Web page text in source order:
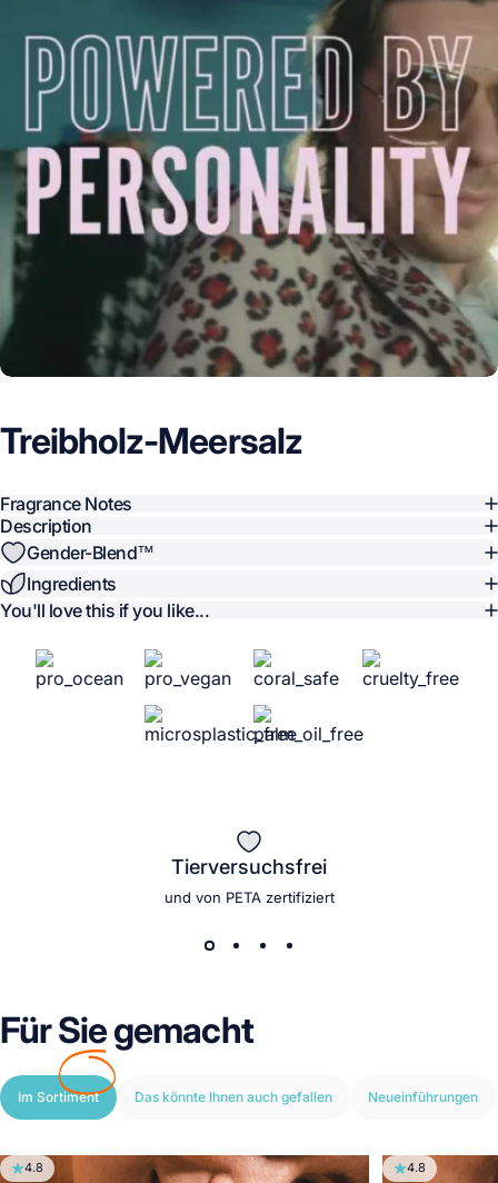
Treibholz-Meersalz
Fragrance Notes
Description
Gender-Blend™️
Ingredients
You'll love this if you like...
Tierversuchsfrei
und von PETA zertifiziert
FürSiegemacht
Im Sortiment Das könnte Ihnen auch gefallen Neueinführungen
4.8 4.8